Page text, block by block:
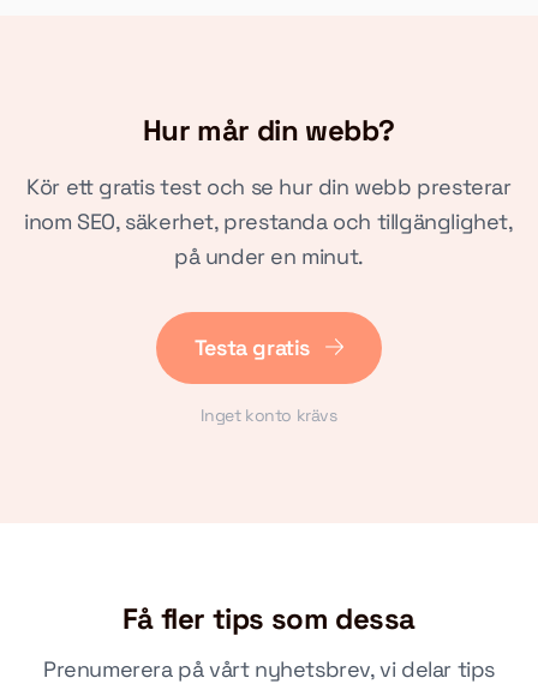
Hur mår din webb?
Kör ett gratis test och se hur din webb presterar
inom SEO, säkerhet, prestanda och tillgänglighet,
på under en minut.
Testa gratis
Inget konto krävs
Få fler tips som dessa
Prenumerera på vårt nyhetsbrev, vi delar tips